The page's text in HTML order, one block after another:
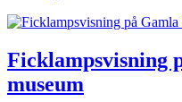
Ficklampsvisning
museum